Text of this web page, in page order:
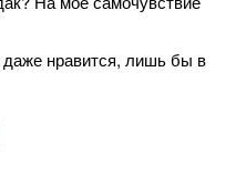
даже нравится, лишь бы в